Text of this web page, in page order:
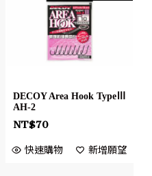
DECOY Area Hook TypeⅢ
AH-2
NT$70
快速購物 新增願望